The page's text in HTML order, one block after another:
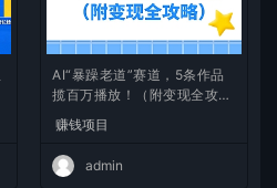
AI“暴躁老道”赛道，5条作品
揽百万播放！（附变现全攻
略）
赚钱项目
admin